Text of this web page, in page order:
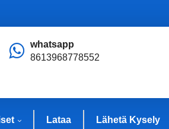
whatsapp
8613968778552
Lataa Lähetä Kysely